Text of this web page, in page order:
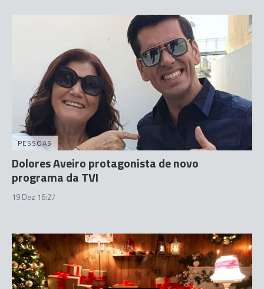
PESSOAS
Dolores Aveiro protagonista de novo
programa da TVI
19 Dez 16:27